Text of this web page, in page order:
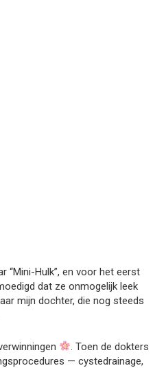
“Mini-Hulk”, en voor het eerst
dat ze onmogelijk leek
mijn dochter, die nog steeds
. Toen de dokters
— cystedrainage,